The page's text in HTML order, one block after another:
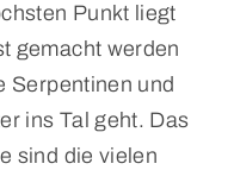
Punkt liegt
gemacht werden
Serpentinen und
ins Tal geht. Das
sind die vielen